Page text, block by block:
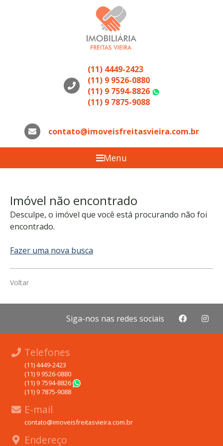
(11) 4449-2423
(11) 9 9526-0880
(11) 9 7594-8826
(11) 9 7875-9088
contato@imoveisfreitasvieira.com.br
Menu
Imóvel não encontrado
Desculpe, o imóvel que você está procurando não foi
encontrado.
Fazer uma nova busca
Voltar
Siga-nos nas redes sociais
Telefones
(11) 4449-2423
(11) 9 9526-0880
(11) 9 7594-8826
(11) 9 7875-9088
E-mail
contato@imoveisfreitasvieira.com.br
Endereço